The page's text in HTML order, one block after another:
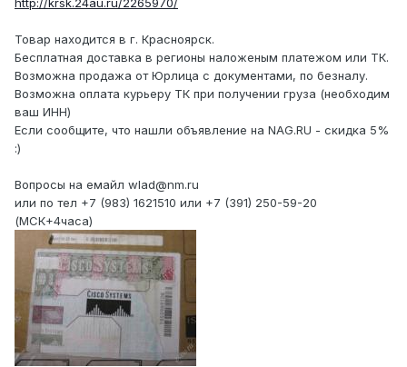
http://krsk.24au.ru/2265970/
Товар находится в г. Красноярск.
Бесплатная доставка в регионы наложеным платежом или ТК.
Возможна продажа от Юрлица с документами, по безналу.
Возможна оплата курьеру ТК при получении груза (необходим
ваш ИНН)
Если сообщите, что нашли объявление на NAG.RU - скидка 5%
:)
Вопросы на емайл wlad@nm.ru
или по тел +7 (983) 1621510 или +7 (391) 250-59-20
(МСК+4часа)